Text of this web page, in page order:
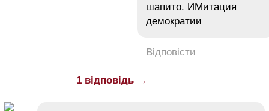
шапито. ИМитация
демократии
Відповісти
1 відповідь →